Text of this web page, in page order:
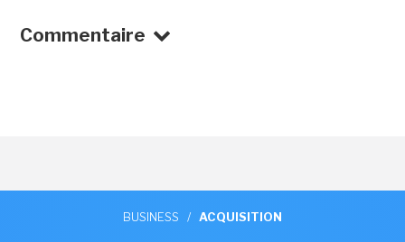
Commentaire
BUSINESS / ACQUISITION